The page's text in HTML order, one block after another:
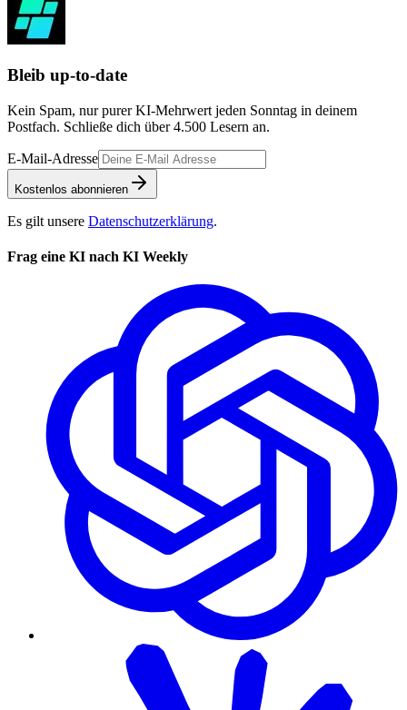
Bleib up-to-date
Kein Spam, nur purer KI-Mehrwert jeden Sonntag in deinem
Postfach. Schließe dich über4.500 Lesern an.
E-Mail-Adresse
Kostenlos abonnieren
Es gilt unsere Datenschutzerklärung.
Frag eine KI nach KI Weekly